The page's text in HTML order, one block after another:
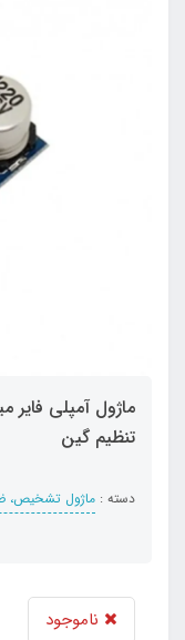
تنظیم گین
دسته : ماژول
ناموجود